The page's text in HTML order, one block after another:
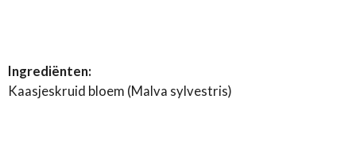
Ingrediënten:
Kaasjeskruid bloem (Malva sylvestris)